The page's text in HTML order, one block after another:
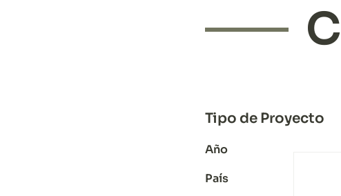
Tipo de Proyecto
Año
País